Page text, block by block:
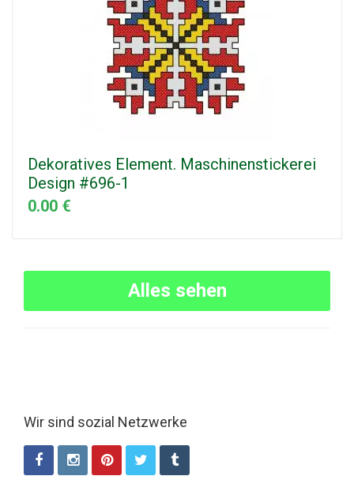
Dekoratives Element. Maschinenstickerei
Design #696-1
0.00 €
Alles sehen
Wir sind sozial Netzwerke